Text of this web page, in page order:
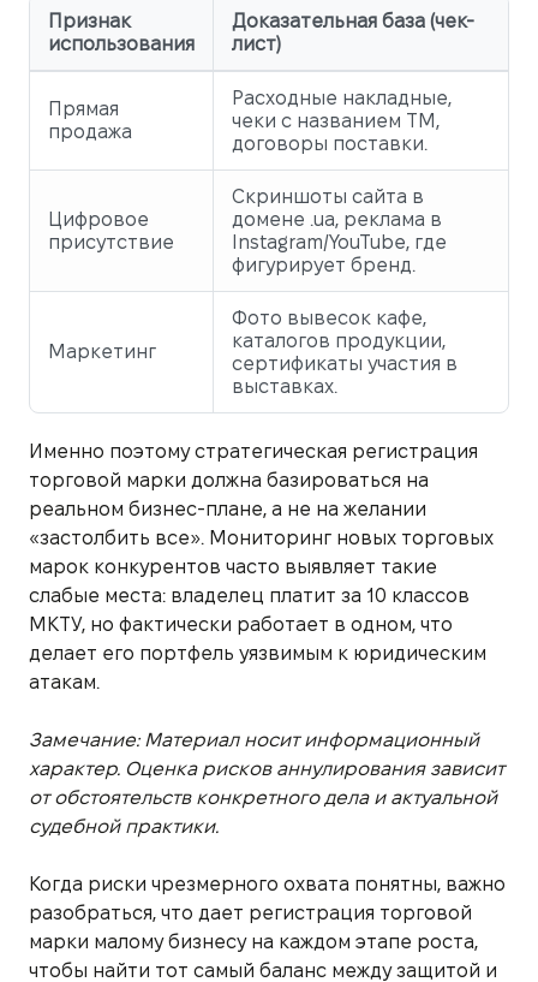
Признак
использования
Доказательная база (чек-
лист)
Прямая
продажа
Расходные накладные,
чеки с названием ТМ,
договоры поставки.
Цифровое
присутствие
Скриншоты сайта в
домене .ua, реклама в
Instagram/YouTube, где
фигурирует бренд.
Маркетинг
Фото вывесок кафе,
каталогов продукции,
сертификаты участия в
выставках.
Именно поэтому стратегическая регистрация
торговой марки должна базироваться на
реальном бизнес-плане, а не на желании
«застолбить все». Мониторинг новых торговых
марок конкурентов часто выявляет такие
слабые места: владелец платит за 10 классов
МКТУ, но фактически работает в одном, что
делает его портфель уязвимым к юридическим
атакам.
Замечание: Материал носит информационный
характер. Оценка рисков аннулирования зависит
от обстоятельств конкретного дела и актуальной
судебной практики.
Когда риски чрезмерного охвата понятны, важно
разобраться, что дает регистрация торговой
марки малому бизнесу на каждом этапе роста,
чтобы найти тот самый баланс между защитой и